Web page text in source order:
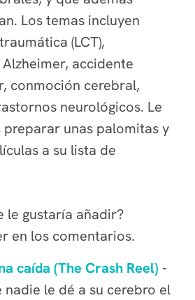
Los temas incluyen
(LCT),
accidente
conmoción cerebral,
neurológicos. Le
unas palomitas y
a su lista de
le gustaría añadir?
en los comentarios.
caída (The Crash Reel) -
nadie le dé a su cerebro el